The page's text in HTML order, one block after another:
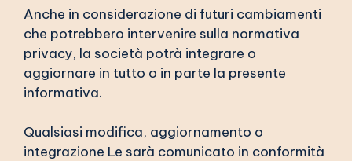
Anche in considerazione di futuri cambiamenti
che potrebbero intervenire sulla normativa
privacy, la società potrà integrare o
aggiornare in tutto o in parte la presente
informativa.
Qualsiasi modifica, aggiornamento o
integrazione Le sarà comunicato in conformità